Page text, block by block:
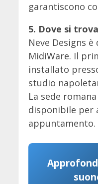
garantiscono
5. Dove si
Neve Designs
MidiWare. Il
installato
studio
La sede
disponibile per
appuntamento.